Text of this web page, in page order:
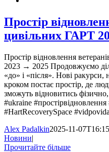
Простір
цивільних ГАРТ
Простір відновлення
2023 → 2025 Продовжуємо
«до» і «після». Нові
кроком постає простір, де
зможуть відновитись
#ukraine
#HartRecoverySpace
Alex Padalkin2025-11-
Новини|
Прочитайте більше